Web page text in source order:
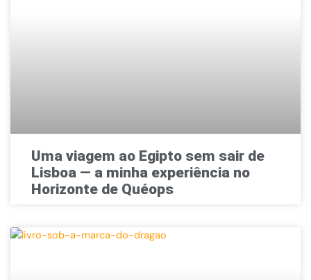
Uma viagem ao Egipto sem sair de
Lisboa — a minha experiência no
Horizonte de Quéops